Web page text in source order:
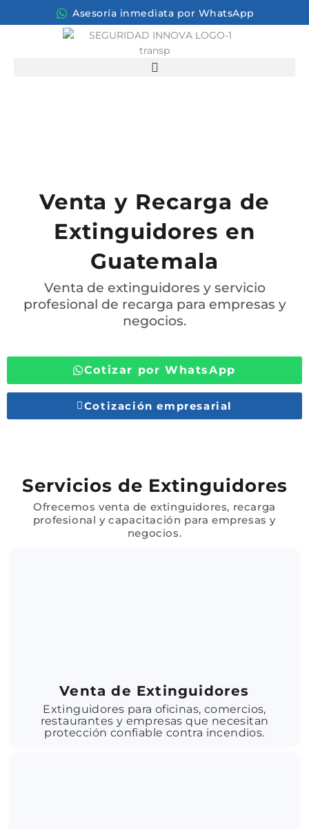
Asesoría inmediata por WhatsApp
Venta y Recarga de
Extinguidores en
Guatemala
Venta de extinguidores y servicio
profesional de recarga para empresas y
negocios.
Cotizar por WhatsApp
Cotización empresarial
Servicios de Extinguidores
Ofrecemos venta de extinguidores, recarga
profesional y capacitación para empresas y
negocios.
Venta de Extinguidores
Extinguidores para oficinas, comercios,
restaurantes y empresas que necesitan
protección confiable contra incendios.